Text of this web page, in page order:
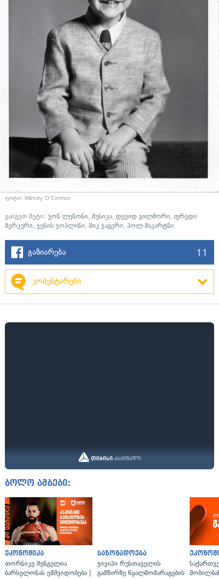
ფოტო: Wendy O'Connor
გაიგეთ მეტი: ჯონ ლენონი, მუსიკა, დევიდ გილმორი, ფრედი
მერკური, ჯენის ჯოპლინი, მიკ ჯაგერი, პოლ მაკარტნი
გაზიარება 11
კომენტარები
ბოლო ამბები:
ეკონომიკა
თორნიკე შენგელია
ბარსელონას ემშვიდობება |
საზოგადოება
ჯივიპი რუსთაველის
გამზირზე წყალმომარაგების